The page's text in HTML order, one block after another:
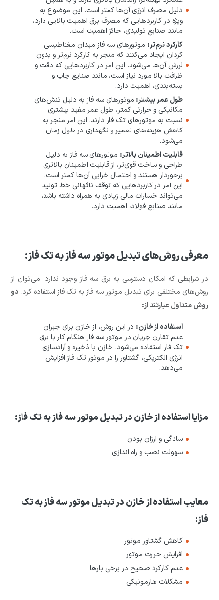
دلیل مصرف انرژی آن‌ها کمتر است. این موضوع به
ویژه در کاربردهایی که مصرف برق اهمیت بالایی دارد،
مانند صنایع تولیدی، حائز اهمیت است.
کارکرد نرم‌تر: موتورهای سه فاز میدان مغناطیسی
گردان ایجاد می‌کنند که منجر به کارکرد نرم‌تر و بدون
لرزش آن‌ها می‌شود. این امر در کاربردهایی که دقت و
ظرافت بالا مورد نیاز است، مانند صنایع چاپ و
بسته‌بندی، اهمیت دارد.
طول عمر بیشتر: موتورهای سه فاز به دلیل تنش‌های
مکانیکی و حرارتی کمتر، طول عمر مفید بیشتری
نسبت به موتورهای تک فاز دارند. این امر منجر به
کاهش هزینه‌های تعمیر و نگهداری در طول زمان
می‌شود.
قابلیت اطمینان بالاتر: موتورهای سه فاز به دلیل
طراحی و ساخت قوی‌تر، از قابلیت اطمینان بالاتری
برخوردار هستند و احتمال خرابی آن‌ها کمتر است.
این امر در کاربردهایی که توقف ناگهانی خط تولید
می‌تواند خسارات مالی زیادی به همراه داشته باشد،
مانند صنایع فولاد، اهمیت دارد.
معرفی روش‌های تبدیل موتور سه فاز به تک فاز:
در شرایطی که امکان دسترسی به برق سه فاز وجود ندارد، می‌توان از
روش‌های مختلفی برای تبدیل موتور سه فاز به تک فاز استفاده کرد. دو
روش متداول عبارتند از:
استفاده از خازن: در این روش، از خازن برای جبران
عدم تقارن جریان در موتور سه فاز هنگام کار با برق
تک فاز استفاده می‌شود. خازن با ذخیره و آزادسازی
انرژی الکتریکی، گشتاور را در موتور تک فاز افزایش
می‌دهد.
مزایا استفاده از خازن در تبدیل موتور سه فاز به تک فاز:
سادگی و ارزان بودن
سهولت نصب و راه اندازی
معایب استفاده از خازن در تبدیل موتور سه فاز به تک
فاز:
کاهش گشتاور موتور
افزایش حرارت موتور
عدم کارکرد صحیح در برخی بارها
مشکلات هارمونیکی